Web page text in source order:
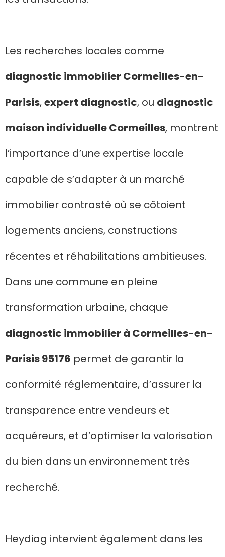
Les recherches locales comme
diagnostic immobilier Cormeilles-en-
Parisis,expert diagnostic, ou diagnostic
maison individuelle Cormeilles, montrent
l’importance d’une expertise locale
capable de s’adapter à un marché
immobilier contrasté où se côtoient
logements anciens, constructions
récentes et réhabilitations ambitieuses.
Dans une commune en pleine
transformation urbaine, chaque
diagnostic immobilier à Cormeilles-en-
Parisis 95176 permet de garantir la
conformité réglementaire, d’assurer la
transparence entre vendeurs et
acquéreurs, et d’optimiser la valorisation
du bien dans un environnement très
recherché.
Heydiag intervient également dans les